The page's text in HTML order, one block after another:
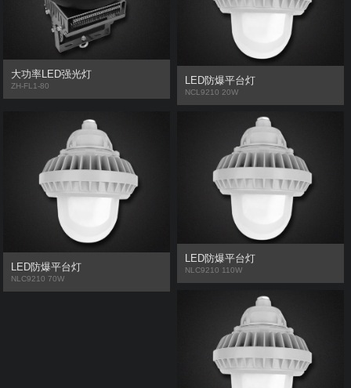
大功率LED强光灯
ZH-FL1-80
LED防爆平台灯
NCL9210 20W
LED防爆平台灯
NLC9210 70W
LED防爆平台灯
NLC9210 110W
开关
插座箱
灯具
太阳能
充电桩